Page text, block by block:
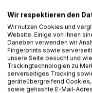
Manchmal ergeben
geplanten Vorhaben,
eine bestimmte
Funken ausgelöst
ein Gespräch mit
führen, dass sich ganz
welches so in nächster
Mit meinem
selben Zielvorgaben,
Wir respektieren den
Wir nutzen Cookies und
Website. Einige von ihnen
Daneben verwenden wir
Fingerprints sowie
unsere Seite besucht und
Trackingtechnologien zu
serverseitiges Tracking
geräteübergreifend
sowie gehashte E-Mail-